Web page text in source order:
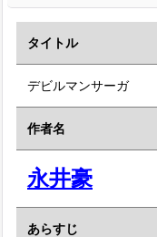
タイトル
デビルマンサーガ
作者名
永井豪
あらすじ